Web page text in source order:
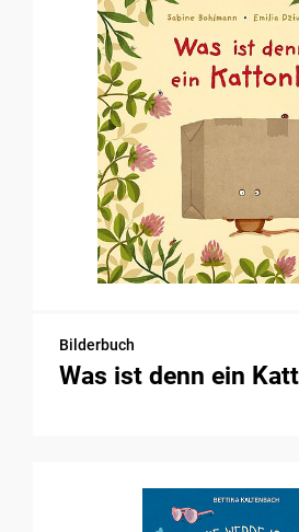
Bilderbuch
Was ist denn ein